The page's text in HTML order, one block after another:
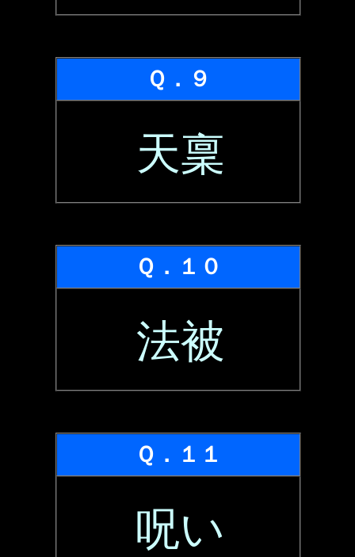
Ｑ．９
天稟
Ｑ．１０
法被
Ｑ．１１
呪い